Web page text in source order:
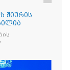
ს ჟიურის